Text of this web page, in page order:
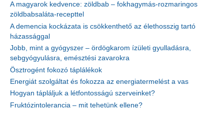
A magyarok kedvence: zöldbab – fokhagymás-rozmaringos
zöldbabsaláta-recepttel
A demencia kockázata is csökkenthető az élethosszig tartó
házassággal
Jobb, mint a gyógyszer – ördögkarom ízületi gyulladásra,
sebgyógyulásra, emésztési zavarokra
Ösztrogént fokozó táplálékok
Energiát szolgáltat és fokozza az energiatermelést a vas
Hogyan tápláljuk a létfontosságú szerveinket?
Fruktózintolerancia – mit tehetünk ellene?